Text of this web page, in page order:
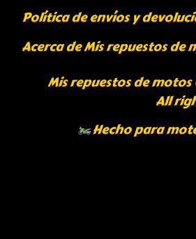
Política de envíos y
Acerca de Mis repuestos de
Mis repuestos de
All
Hecho para